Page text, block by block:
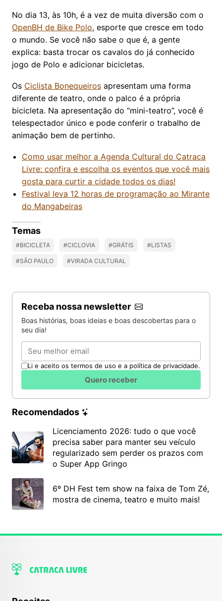
No dia 13, às 10h, é a vez de muita diversão com o
OpenBH de Bike Polo, esporte que cresce em todo
o mundo. Se você não sabe o que é, a gente
explica: basta trocar os cavalos do já conhecido
jogo de Polo e adicionar bicicletas.
Os Ciclista Bonequeiros apresentam uma forma
diferente de teatro, onde o palco é a própria
bicicleta. Na apresentação do “mini-teatro”, você é
telespectador único e pode conferir o trabalho de
animação bem de pertinho.
Como usar melhor a Agenda Cultural do Catraca
Livre: confira e escolha os eventos que você mais
gosta para curtir a cidade todos os dias!
Festival leva 12 horas de programação ao Mirante
do Mangabeiras
Temas
#BICICLETA #CICLOVIA #GRÁTIS #LISTAS
#SÃO PAULO #VIRADA CULTURAL
Receba nossa newsletter
Boas histórias, boas ideias e boas descobertas para o
seu dia!
Email
Li e aceito os termos de uso e a política de privacidade.
Quero receber
Recomendados
Licenciamento 2026: tudo o que você
precisa saber para manter seu veículo
regularizado sem perder os prazos com
o Super App Gringo
6º DH Fest tem show na faixa de Tom Zé,
mostra de cinema, teatro e muito mais!